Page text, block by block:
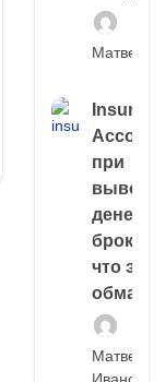
Матвей
Account
при
выводе
денег у
что это,
обман?
Матвей